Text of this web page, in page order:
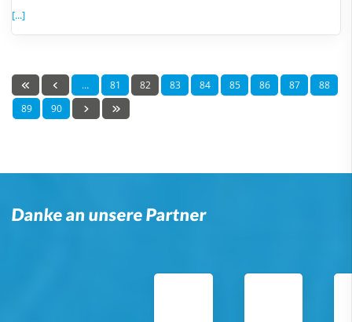
[...]
… 81 82 83 84 85 86 87
88
89
90
Danke an unsere Partner